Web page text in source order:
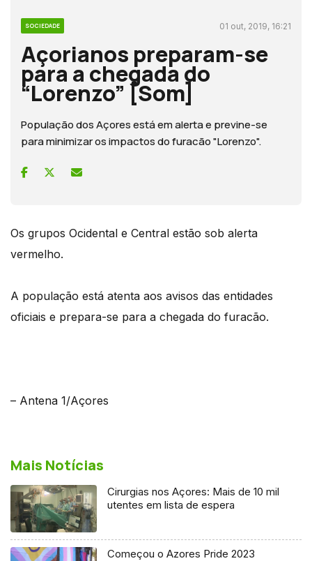
SOCIEDADE 01 out, 2019, 16:21
Açorianos preparam-se
para a chegada do
“Lorenzo” [Som]
População dos Açores está em alerta e previne-se
para minimizar os impactos do furacão "Lorenzo".
Os grupos Ocidental e Central estão sob alerta
vermelho.
A população está atenta aos avisos das entidades
oficiais e prepara-se para a chegada do furacão.
– Antena 1/Açores
Mais Notícias
Cirurgias nos Açores: Mais de 10 mil
utentes em lista de espera
Começou o Azores Pride 2023